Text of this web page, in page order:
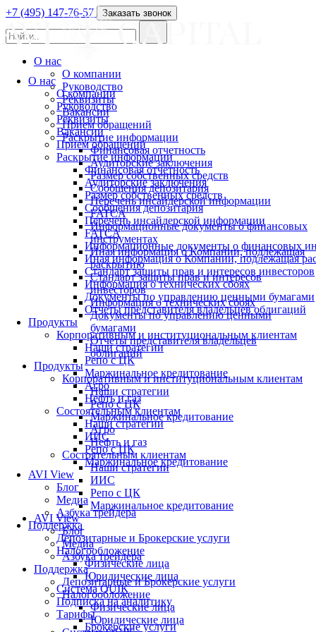
О нас
О компании
Руководство
Реквизиты
Вакансии
Прием обращений
Раскрытие информации
Финансовая отчетность
Аудиторские заключения
Размер собственных средств
Сообщения депозитария
Перечень инсайдерской информации
FATCA
Информационные документы о финансовых
Иная информация о Компании, подлежащая
Стандарт защиты прав и интересов инвесторов
Информация о технических сбоях
Документы по управлению ценными бумагами
Отчеты представителя владельцев облигаций
Продукты
Корпоративным и институциональным клиентам
Наши стратегии
Репо с ЦК
Маржинальное кредитование
Агро
Нефть и газ
Состоятельным клиентам
Наши стратегии
ИИС
Репо с ЦК
Маржинальное кредитование
AVI View
Блог
Медиа
Азбука трейдера
Поддержка
Депозитарные и Брокерские услуги
Налогообложение
Физические лица
Юридические лица
Система QUIK
Подписка на аналитику
Тарифы
Брокерские услуги
+7 (495) 147-76-57 Заказать звонок
О нас
О компании
Руководство
Реквизиты
Вакансии
Прием обращений
Раскрытие информации
Финансовая отчетность
Аудиторские заключения
Размер собственных средств
Сообщения депозитария
Перечень инсайдерской информации
FATCA
Информационные документы о финансовых
инструментах
Иная информация о Компании, подлежащая
раскрытию
Стандарт защиты прав и интересов
инвесторов
Информация о технических сбоях
Документы по управлению ценными
бумагами
Отчеты представителя владельцев
облигаций
Продукты
Корпоративным и институциональным клиентам
Наши стратегии
Репо с ЦК
Маржинальное кредитование
Агро
Нефть и газ
Состоятельным клиентам
Наши стратегии
ИИС
Репо с ЦК
Маржинальное кредитование
AVI View
Блог
Медиа
Азбука трейдера
Поддержка
Депозитарные и Брокерские услуги
Налогообложение
Физические лица
Юридические лица